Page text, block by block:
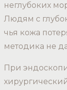
неглубоких
Людям с
чья кожа
методика не
При